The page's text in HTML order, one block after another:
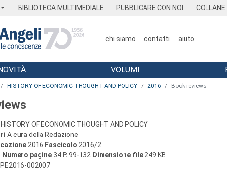
BIBLIOTECA MULTIMEDIALE PUBBLICARE CON NOI COLLANE
chi siamo contatti aiuto
VOLUMI
HISTORY OF ECONOMIC THOUGHT AND POLICY 2016 Book reviews
HISTORY OF ECONOMIC THOUGHT AND POLICY
A cura della Redazione
2016 Fascicolo 2016/2
Numero pagine 34 P. 99-132 Dimensione file 249 KB
002007